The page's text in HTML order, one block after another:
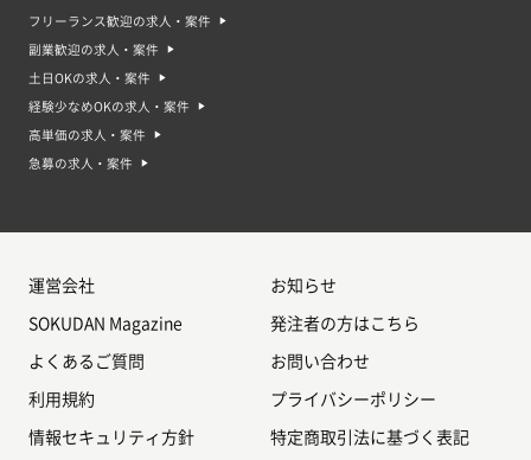
フリーランス歓迎の求人・案件
副業歓迎の求人・案件
土日OKの求人・案件
経験少なめOKの求人・案件
高単価の求人・案件
急募の求人・案件
運営会社 お知らせ
SOKUDAN Magazine 発注者の方はこちら
よくあるご質問 お問い合わせ
利用規約 プライバシーポリシー
情報セキュリティ方針 特定商取引法に基づく表記